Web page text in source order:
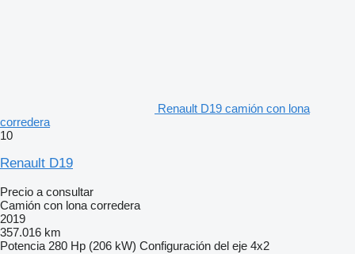
Renault D19 camión con lona
corredera
10
Renault D19
Precio a consultar
Camión con lona corredera
2019
357.016 km
Potencia 280 Hp (206 kW) Configuración del eje 4x2